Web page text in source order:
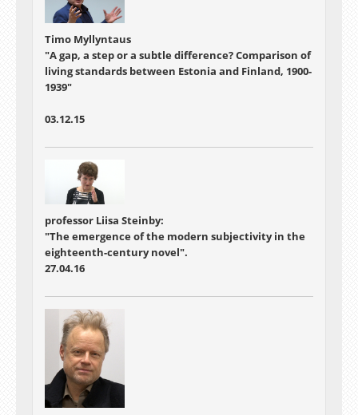
Timo Myllyntaus
"A gap, a step or a subtle difference? Comparison of
living standards between Estonia and Finland, 1900-
1939"
03.12.15
professor Liisa Steinby:
"The emergence of the modern subjectivity in the
eighteenth-century novel".
27.04.16